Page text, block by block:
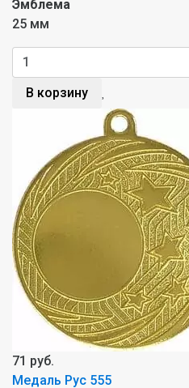
Эмблема
25 мм
В корзину
71 руб.
Медаль Рус 555